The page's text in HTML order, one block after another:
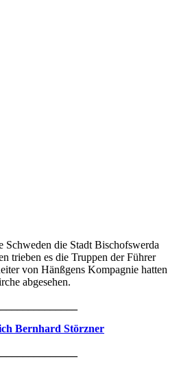
Schweden die Stadt Bischofswerda
trieben es die Truppen der Führer
von Hänßgens Kompagnie hatten
abgesehen.
Bernhard Störzner